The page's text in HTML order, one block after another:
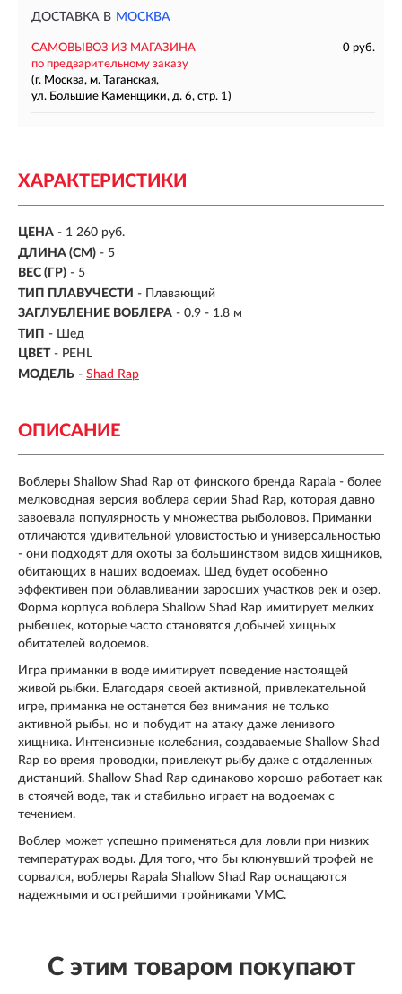
ДОСТАВКА В МОСКВА
САМОВЫВОЗ ИЗ МАГАЗИНА
0 руб.
по предварительному заказу
(г. Москва, м. Таганская,
ул. Большие Каменщики, д. 6, стр. 1)
ХАРАКТЕРИСТИКИ
ЦЕНА - 1 260 руб.
ДЛИНА (СМ) - 5
ВЕС (ГР) - 5
ТИП ПЛАВУЧЕСТИ - Плавающий
ЗАГЛУБЛЕНИЕ ВОБЛЕРА - 0.9 - 1.8 м
ТИП - Шед
ЦВЕТ - PEHL
МОДЕЛЬ - Shad Rap
ОПИСАНИЕ
Воблеры Shallow Shad Rap от финского бренда Rapala - более
мелководная версия воблера серии Shad Rap, которая давно
завоевала популярность у множества рыболовов. Приманки
отличаются удивительной уловистостью и универсальностью
- они подходят для охоты за большинством видов хищников,
обитающих в наших водоемах. Шед будет особенно
эффективен при облавливании заросших участков рек и озер.
Форма корпуса воблера Shallow Shad Rap имитирует мелких
рыбешек, которые часто становятся добычей хищных
обитателей водоемов.
Игра приманки в воде имитирует поведение настоящей
живой рыбки. Благодаря своей активной, привлекательной
игре, приманка не останется без внимания не только
активной рыбы, но и побудит на атаку даже ленивого
хищника. Интенсивные колебания, создаваемые Shallow Shad
Rap во время проводки, привлекут рыбу даже с отдаленных
дистанций. Shallow Shad Rap одинаково хорошо работает как
в стоячей воде, так и стабильно играет на водоемах с
течением.
Воблер может успешно применяться для ловли при низких
температурах воды. Для того, что бы клюнувший трофей не
сорвался, воблеры Rapala Shallow Shad Rap оснащаются
надежными и острейшими тройниками VMC.
С этим товаром покупают